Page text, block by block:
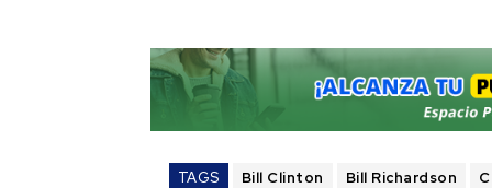
TAGS Bill Clinton Bill Richardson